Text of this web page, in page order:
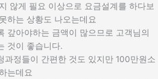
않게 필요 이상으로 요금설계를 하다보
하는 상황도 나오는데요
갚아야하는 금액이 많으므로 고객님의
것이 좋습니다.
과정들이 간편한 것도 있지만 100만원소
는데요